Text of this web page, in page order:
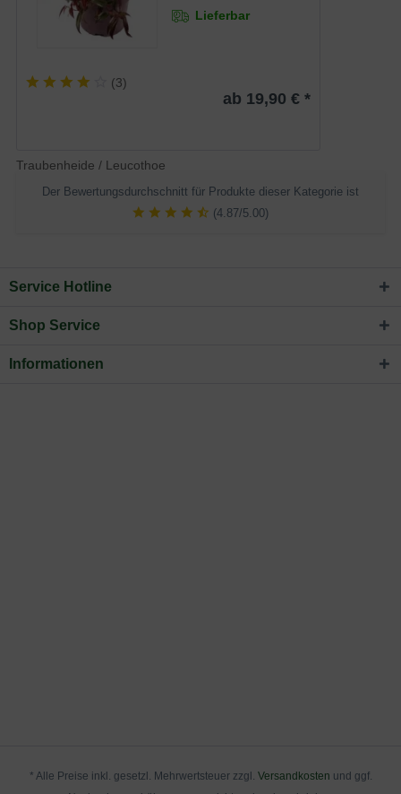
Lieferbar
(3)
ab 19,90 € *
Traubenheide / Leucothoe
Der Bewertungsdurchschnitt für Produkte dieser Kategorie ist
(4.87/5.00)
Service Hotline
Shop Service
Informationen
* Alle Preise inkl. gesetzl. Mehrwertsteuer zzgl. Versandkosten und ggf.